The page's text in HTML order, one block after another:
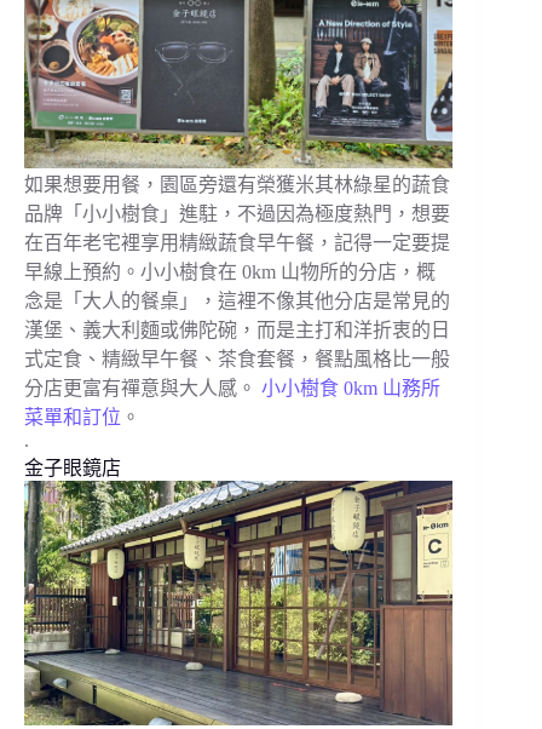
如果想要用餐，園區旁還有榮獲米其林綠星的蔬食
品牌「小小樹食」進駐，不過因為極度熱門，想要
在百年老宅裡享用精緻蔬食早午餐，記得一定要提
早線上預約。小小樹食在 0km 山物所的分店，概
念是「大人的餐桌」，這裡不像其他分店是常見的
漢堡、義大利麵或佛陀碗，而是主打和洋折衷的日
式定食、精緻早午餐、茶食套餐，餐點風格比一般
分店更富有禪意與大人感。 小小樹食 0km 山務所
菜單和訂位 。
.
金子眼鏡店